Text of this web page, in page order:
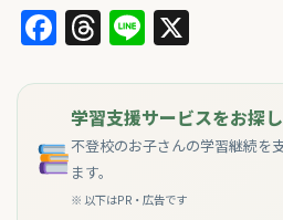
Facebook
Threads
Line
学習支援サービスをお探
不登校のお子さんの学習継続を
ます。
※ 以下はPR・広告です